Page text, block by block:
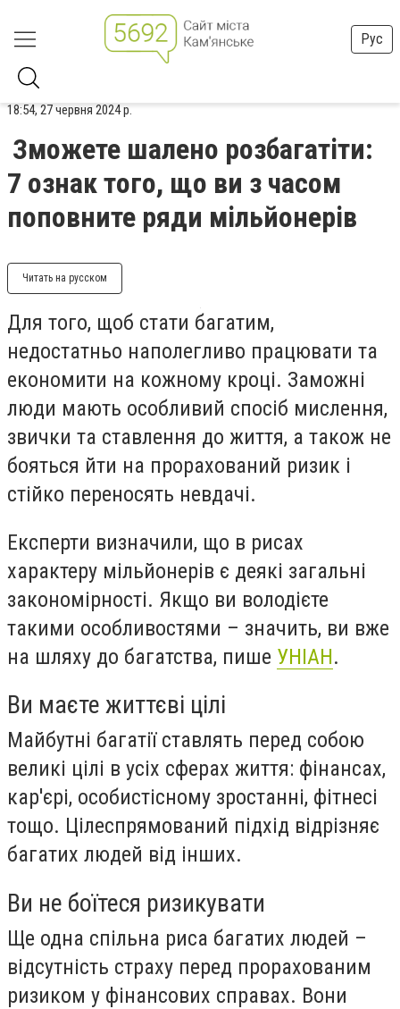
Рус
18:54, 27 червня 2024 р.
Зможете шалено розбагатіти:
7 ознак того, що ви з часом
поповните ряди мільйонерів
Читать на русском
Для того, щоб стати багатим,
недостатньо наполегливо працювати та
економити на кожному кроці. Заможні
люди мають особливий спосіб мислення,
звички та ставлення до життя, а також не
бояться йти на прорахований ризик і
стійко переносять невдачі.
Експерти визначили, що в рисах
характеру мільйонерів є деякі загальні
закономірності. Якщо ви володієте
такими особливостями – значить, ви вже
на шляху до багатства, пише УНІАН.
Ви маєте життєві цілі
Майбутні багатії ставлять перед собою
великі цілі в усіх сферах життя: фінансах,
кар'єрі, особистісному зростанні, фітнесі
тощо. Цілеспрямований підхід відрізняє
багатих людей від інших.
Ви не боїтеся ризикувати
Ще одна спільна риса багатих людей –
відсутність страху перед прорахованим
ризиком у фінансових справах. Вони